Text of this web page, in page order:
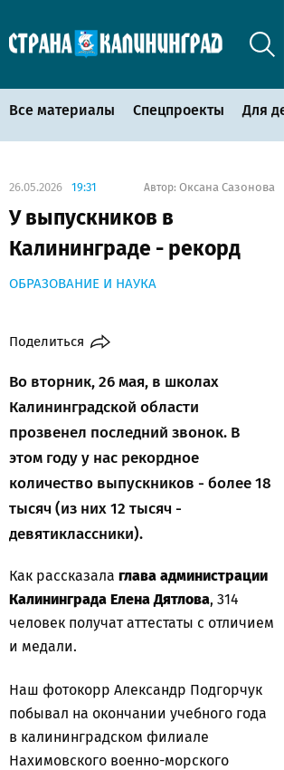
Все материалы Спецпроекты Для
26.05.2026 19:31 Автор: Оксана Сазонова
У выпускников в
Калининграде - рекорд
ОБРАЗОВАНИЕ И НАУКА
Поделиться
Во вторник, 26 мая, в школах
Калининградской области
прозвенел последний звонок. В
этом году у нас рекордное
количество выпускников - более 18
тысяч (из них 12 тысяч -
девятиклассники).
Как рассказала глава администрации
Калининграда Елена Дятлова, 314
человек получат аттестаты с отличием
и медали.
Наш фотокорр Александр Подгорчук
побывал на окончании учебного года
в калининградском филиале
Нахимовского военно-морского